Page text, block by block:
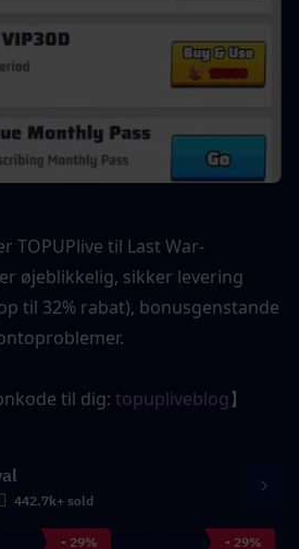
TOPUPlive til Last War-
øjeblikkelig, sikker levering
til 32% rabat), bonusgenstande
til dig: topupliveblog】
442.7k+ sold
- 29% - 29%